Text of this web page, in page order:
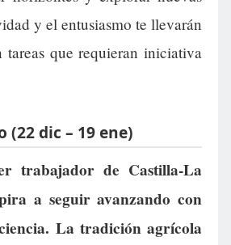
y el entusiasmo te llevarán
tareas que requieran iniciativa
(22 dic – 19 ene)
trabajador de Castilla-La
a seguir avanzando con
La tradición agrícola